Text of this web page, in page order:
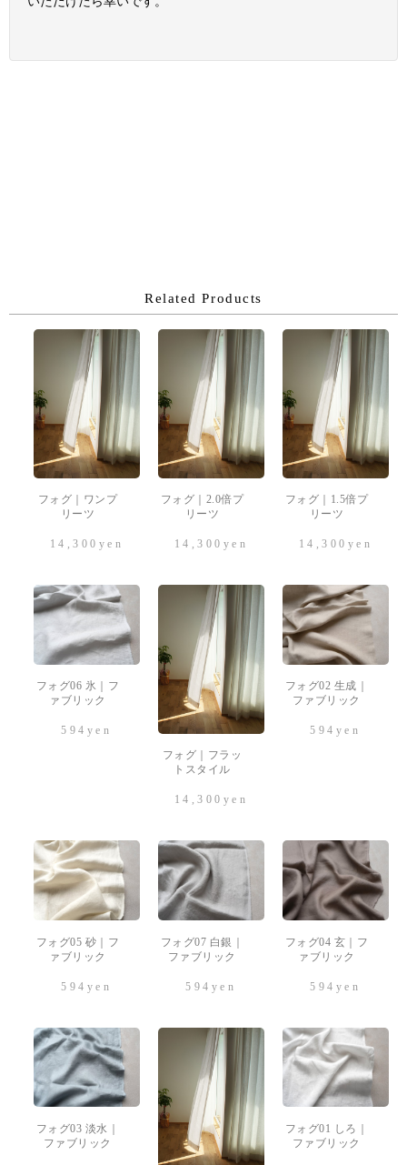
Related Products
フォグ｜ワンプ
リーツ
14,300 yen
フォグ｜2.0倍プ
リーツ
14,300 yen
フォグ｜1.5倍プ
リーツ
14,300 yen
フォグ06 氷｜フ
ァブリック
594 yen
フォグ｜フラッ
トスタイル
14,300 yen
フォグ02 生成｜
ファブリック
594 yen
フォグ05 砂｜フ
ァブリック
594 yen
フォグ07 白銀｜
ファブリック
594 yen
フォグ04 玄｜フ
ァブリック
594 yen
フォグ03 淡水｜
ファブリック
フォグ01 しろ｜
ファブリック